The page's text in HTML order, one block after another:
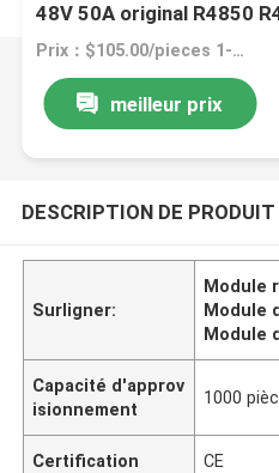
48V 50A original R4850
Prix：$105.00/pieces 1-9 pieces
meilleur prix
DESCRIPTION DE PRODUIT
Surligner:
Module
Module
Module
Capacité d'approv
isionnement
1000
Certification CE